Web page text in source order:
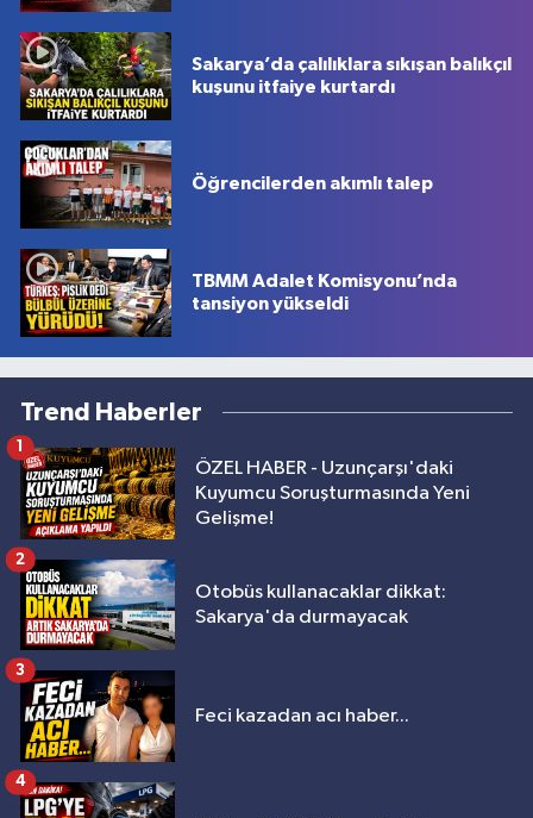
Sakarya’da çalılıklara sıkışan balıkçıl
kuşunu itfaiye kurtardı
Öğrencilerden akımlı talep
TBMM Adalet Komisyonu’nda
tansiyon yükseldi
Trend Haberler
ÖZEL HABER - Uzunçarşı'daki
Kuyumcu Soruşturmasında Yeni
Gelişme!
1
Otobüs kullanacaklar dikkat:
Sakarya'da durmayacak
2
Feci kazadan acı haber...
3
4